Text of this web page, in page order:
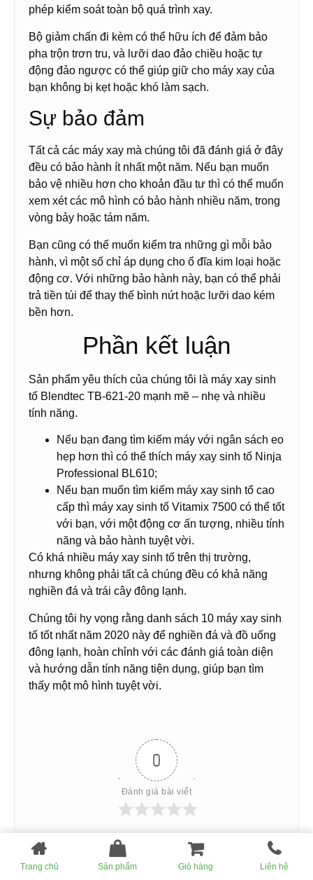
phép kiểm soát toàn bộ quá trình xay.
Bộ giảm chấn đi kèm có thể hữu ích để đảm bảo
pha trộn trơn tru, và lưỡi dao đảo chiều hoặc tự
động đảo ngược có thể giúp giữ cho máy xay của
bạn không bị kẹt hoặc khó làm sạch.
Sự bảo đảm
Tất cả các máy xay mà chúng tôi đã đánh giá ở đây
đều có bảo hành ít nhất một năm. Nếu bạn muốn
bảo vệ nhiều hơn cho khoản đầu tư thì có thể muốn
xem xét các mô hình có bảo hành nhiều năm, trong
vòng bảy hoặc tám năm.
Bạn cũng có thể muốn kiểm tra những gì mỗi bảo
hành, vì một số chỉ áp dụng cho ổ đĩa kim loại hoặc
động cơ. Với những bảo hành này, bạn có thể phải
trả tiền túi để thay thế bình nứt hoặc lưỡi dao kém
bền hơn.
Phần kết luận
Sản phẩm yêu thích của chúng tôi là máy xay sinh
tố Blendtec TB-621-20 mạnh mẽ – nhẹ và nhiều
tính năng.
Nếu bạn đang tìm kiếm máy với ngân sách eo
hẹp hơn thì có thể thích máy xay sinh tố Ninja
Professional BL610;
Nếu bạn muốn tìm kiếm máy xay sinh tố cao
cấp thì máy xay sinh tố Vitamix 7500 có thể tốt
với bạn, với một động cơ ấn tượng, nhiều tính
năng và bảo hành tuyệt vời.
Có khá nhiều máy xay sinh tố trên thị trường,
nhưng không phải tất cả chúng đều có khả năng
nghiền đá và trái cây đông lạnh.
Chúng tôi hy vọng rằng danh sách 10 máy xay sinh
tố tốt nhất năm 2020 này để nghiền đá và đồ uống
đông lạnh, hoàn chỉnh với các đánh giá toàn diện
và hướng dẫn tính năng tiện dụng, giúp bạn tìm
thấy một mô hình tuyệt vời.
0
Đánh giá bài viết
Theo dõi Đăng nhập
Trang chủ Sản phẩm Giỏ hàng Liên hệ